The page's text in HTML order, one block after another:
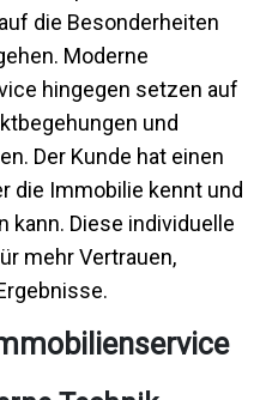
die Besonderheiten
Moderne
hingegen setzen auf
und
Der Kunde hat einen
die Immobilie kennt und
kann. Diese individuelle
mehr Vertrauen,